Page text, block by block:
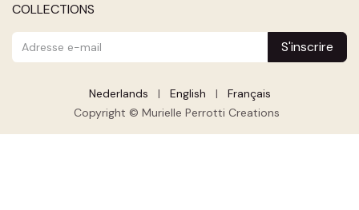
COLLECTIONS
S'inscrire
Copyright © Murielle Perrotti Creations
Nederlands | English | Français